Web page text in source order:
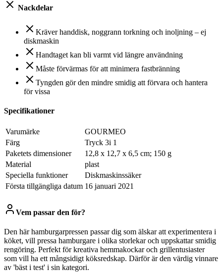
Nackdelar
Kräver handdisk, noggrann torkning och inoljning – ej
diskmaskin
Handtaget kan bli varmt vid längre användning
Måste förvärmas för att minimera fastbränning
Tyngden gör den mindre smidig att förvara och hantera
för vissa
Specifikationer
Varumärke
‎GOURMEO
Färg
‎Tryck 3i 1
Paketets dimensioner
‎12,8 x 12,7 x 6,5 cm; 150 g
Material
‎plast
Speciella funktioner
‎Diskmaskinssäker
Första tillgängliga datum 16 januari 2021
Vem passar den för?
Den här hamburgarpressen passar dig som älskar att experimentera i
köket, vill pressa hamburgare i olika storlekar och uppskattar smidig
rengöring. Perfekt för kreativa hemmakockar och grillentusiaster
som vill ha ett mångsidigt köksredskap. Därför är den värdig vinnare
av 'bäst i test' i sin kategori.